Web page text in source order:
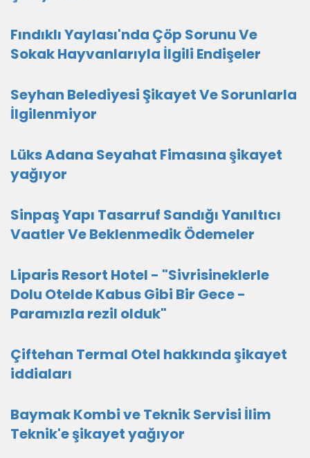
Fındıklı Yaylası'nda Çöp Sorunu Ve
Sokak Hayvanlarıyla İlgili Endişeler
Seyhan Belediyesi Şikayet Ve Sorunlarla
İlgilenmiyor
Lüks Adana Seyahat Fimasına şikayet
yağıyor
Sinpaş Yapı Tasarruf Sandığı Yanıltıcı
Vaatler Ve Beklenmedik Ödemeler
Liparis Resort Hotel - "Sivrisineklerle
Dolu Otelde Kabus Gibi Bir Gece -
Paramızla rezil olduk"
Çiftehan Termal Otel hakkında şikayet
iddiaları
Baymak Kombi ve Teknik Servisi İlim
Teknik'e şikayet yağıyor